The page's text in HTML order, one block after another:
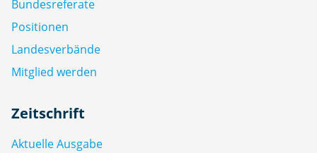
Bundesreferate
Positionen
Landesverbände
Mitglied werden
Zeitschrift
Aktuelle Ausgabe